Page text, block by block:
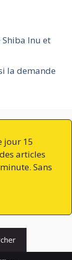
Inu et
la demande
jour 15
articles
Sans